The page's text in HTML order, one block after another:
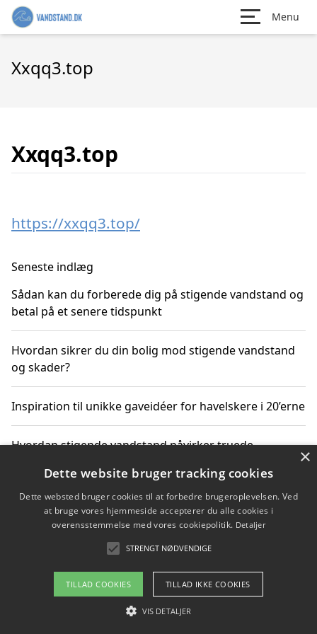
Menu
Xxqq3.top
Xxqq3.top
https://xxqq3.top/
Seneste indlæg
Sådan kan du forberede dig på stigende vandstand og
betal på et senere tidspunkt
Hvordan sikrer du din bolig mod stigende vandstand
og skader?
Inspiration til unikke gaveidéer for havelskere i 20’erne
Hvordan stigende vandstand påvirker truede
Sådan vælger du de bedste vandrerygsække til
vandreture i Danmark
Copyright 2026 - Pilanto Aps
Om / kontakt
×
Dette website bruger tracking cookies
Dette websted bruger cookies til at forbedre brugeroplevelsen. Ved
at bruge vores hjemmeside accepterer du alle cookies i
overensstemmelse med vores cookiepolitik. Detaljer
STRENGT NØDVENDIGE
TILLAD COOKIES TILLAD IKKE COOKIES
VIS DETALJER